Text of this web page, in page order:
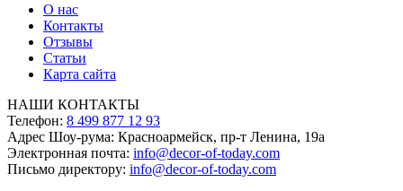
О нас
Контакты
Отзывы
Статьи
Карта сайта
НАШИ КОНТАКТЫ
Телефон: 8 499 877 12 93
Адрес Шоу-рума: Красноармейск, пр-т Ленина, 19а
Электронная почта: info@decor-of-today.com
Письмо директору: info@decor-of-today.com